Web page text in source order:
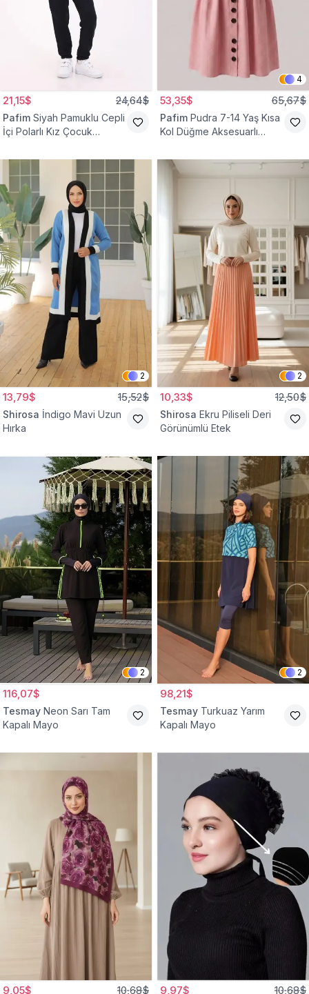
21,15$ 24,64$
Pafim Siyah Pamuklu Cepli
İçi Polarlı Kız Çocuk
4
53,35$ 65,67$
Pafim Pudra 7-14 Yaş Kısa
Kol Düğme Aksesuarlı
2
13,79$ 15,52$
Shirosa İndigo Mavi Uzun
Hırka
2
10,33$ 12,50$
Shirosa Ekru Piliseli Deri
Görünümlü Etek
2
116,07$
Tesmay Neon Sarı Tam
Kapalı Mayo
2
98,21$
Tesmay Turkuaz Yarım
Kapalı Mayo
9,05$ 10,68$ 9,97$ 10,68$